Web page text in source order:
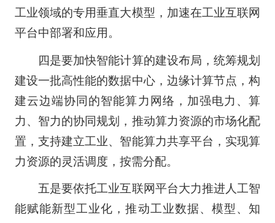
工业领域的专用垂直大模型，加速在工业互联网
平台中部署和应用。
四是要加快智能计算的建设布局，统筹规划
建设一批高性能的数据中心，边缘计算节点，构
建云边端协同的智能算力网络，加强电力、算
力、智力的协同规划，推动算力资源的市场化配
置，支持建立工业、智能算力共享平台，实现算
力资源的灵活调度，按需分配。
五是要依托工业互联网平台大力推进人工智
能赋能新型工业化，推动工业数据、模型、知